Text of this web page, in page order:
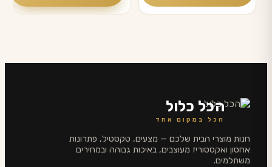
⁦₪ 449.00⁩
את
הכל כלול
הכל במקום אחד
חנות מוצרי הבית שלכם — מצעים, טקסטיל, פתרונות
אחסון ואקססוריז מעוצבים, באיכות גבוהה ובמחירים
משתלמים.